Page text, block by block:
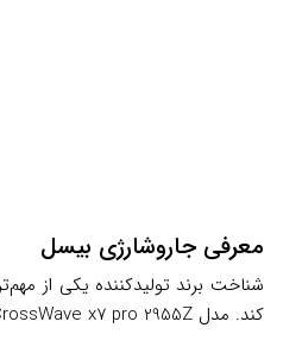
معرفی جاروشارژی بیسل
شناخت برند تولیدکننده یکی از
کند. مدل CrossWave x7 pro 2955Z، یکی از محصولات پیشرفته و محبوب این برند محسوب می‌شود که با تکنولوژی‌های مدرن و طراحی کاربرپسند، سطح جدیدی از کاربرد و راحتی را به ارمغان آورده است.